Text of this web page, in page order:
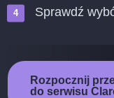
Sprawdź
Rozpocznij
do serwisu